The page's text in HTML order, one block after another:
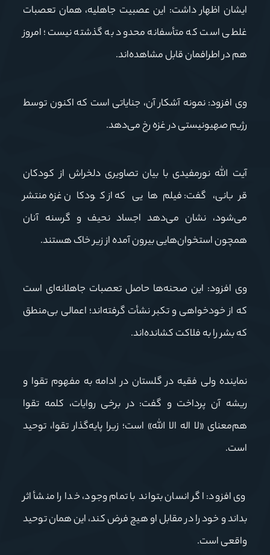
ایشان اظهار داشت: این عصبیت جاهلیه، همان تعصبات
غلطی است که متأسفانه محدود به گذشته نیست؛ امروز
هم در اطرافمان قابل مشاهده‌اند.
وی افزود: نمونه آشکار آن، جنایاتی است که اکنون توسط
رژیم صهیونیستی در غزه رخ می‌دهد.
آیت الله نورمفیدی با بیان تصاویری دلخراش از کودکان
قربانی، گفت: فیلم‌هایی که از کودکان غزه منتشر
می‌شود، نشان می‌دهد اجساد نحیف و گرسنه آنان
همچون استخوان‌هایی بیرون آمده از زیر خاک‌ هستند.
وی افزود: این صحنه‌ها حاصل تعصبات جاهلانه‌ای است
که از خودخواهی و تکبر نشأت گرفته‌اند؛ اعمالی بی‌منطق
که بشر را به فلاکت کشانده‌اند.
نماینده ولی فقیه در گلستان در ادامه به مفهوم تقوا و
ریشه آن پرداخت و گفت: در برخی روایات، کلمه تقوا
هم‌معنای «لا اله الا الله» است؛ زیرا پایه‌گذار تقوا، توحید
است.
وی افزود: اگر انسان بتواند با تمام وجود، خدا را منشأ اثر
بداند و خود را در مقابل او هیچ فرض کند، این همان توحید
واقعی است.